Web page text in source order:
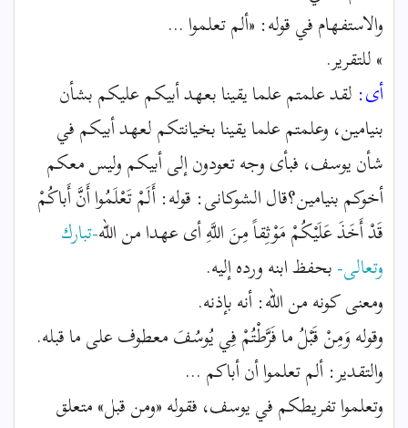
والاستفهام في قوله: «ألم تعلموا ...
» للتقرير.
أى: لقد علمتم علما يقينا بعهد أبيكم عليكم بشأن
بنيامين، وعلمتم علما يقينا بخيانتكم لعهد أبيكم في
شأن يوسف، فبأى وجه تعودون إلى أبيكم وليس معكم
أخوكم بنيامين؟قال الشوكانى: قوله: أَلَمْ تَعْلَمُوا أَنَّ أَباكُمْ
قَدْ أَخَذَ عَلَيْكُمْ مَوْثِقاً مِنَ اللَّهِ أى عهدا من الله-تبارك
وتعالى-بحفظ ابنه ورده إليه.
ومعنى كونه من الله: أنه بإذنه.
وقوله وَمِنْ قَبْلُ ما فَرَّطْتُمْ فِي يُوسُفَ معطوف على ما قبله.
والتقدير: ألم تعلموا أن أباكم ...
وتعلموا تفريطكم في يوسف، فقوله «ومن قبل» متعلق